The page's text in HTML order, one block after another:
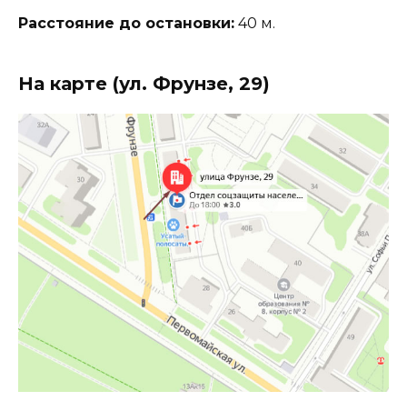
Расстояние до остановки: 40 м.
На карте (ул. Фрунзе, 29)